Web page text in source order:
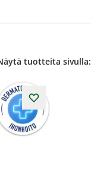
tuotteita sivulla: